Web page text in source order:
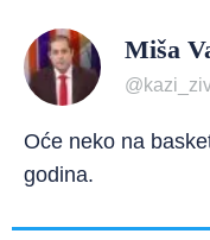
Miša
Oće neko na
godina.